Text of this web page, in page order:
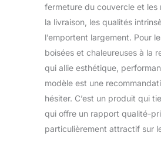
fermeture du couvercle et les
la livraison, les qualités
l’emportent largement. Pour
boisées et chaleureuses à la
qui allie esthétique,
modèle est une
hésiter. C’est un produit qui
qui offre un rapport qualité-
particulièrement attractif sur